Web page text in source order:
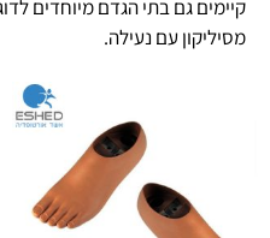
מסיליקון עם נעילה.